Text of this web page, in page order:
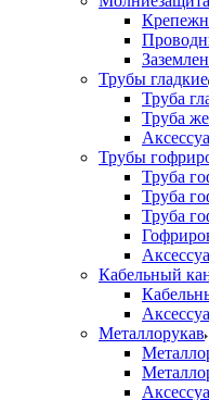
Трубы гладкие
Труба
Труба
Трубы
Труба
Труба
Труба
Кабельный
Металлорукав